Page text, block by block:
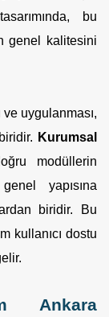
bu
genel kalitesini
uygulanması,
Kurumsal
modüllerin
yapısına
biridir. Bu
kullanıcı dostu
Ankara